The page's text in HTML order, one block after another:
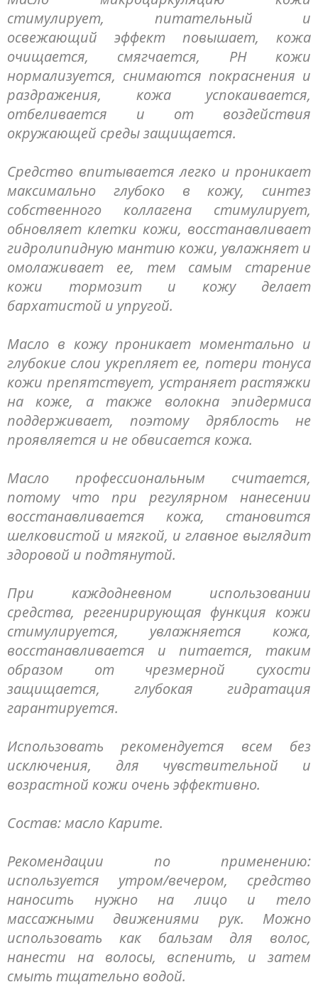
стимулирует, питательный и
освежающий эффект повышает, кожа
очищается, смягчается, РН кожи
нормализуется, снимаются покраснения и
раздражения, кожа успокаивается,
отбеливается и от воздействия
окружающей среды защищается.
Средство впитывается легко и проникает
максимально глубоко в кожу, синтез
собственного коллагена стимулирует,
обновляет клетки кожи, восстанавливает
гидролипидную мантию кожи, увлажняет и
омолаживает ее, тем самым старение
кожи тормозит и кожу делает
бархатистой и упругой.
Масло в кожу проникает моментально и
глубокие слои укрепляет ее, потери тонуса
кожи препятствует, устраняет растяжки
на коже, а также волокна эпидермиса
поддерживает, поэтому дряблость не
проявляется и не обвисается кожа.
Масло профессиональным считается,
потому что при регулярном нанесении
восстанавливается кожа, становится
шелковистой и мягкой, и главное выглядит
здоровой и подтянутой.
При каждодневном использовании
средства, регенирирующая функция кожи
стимулируется, увлажняется кожа,
восстанавливается и питается, таким
образом от чрезмерной сухости
защищается, глубокая гидратация
гарантируется.
Использовать рекомендуется всем без
исключения, для чувствительной и
возрастной кожи очень эффективно.
Состав: масло Карите.
Рекомендации по применению:
используется утром/вечером, средство
наносить нужно на лицо и тело
массажными движениями рук. Можно
использовать как бальзам для волос,
нанести на волосы, вспенить, и затем
смыть тщательно водой.